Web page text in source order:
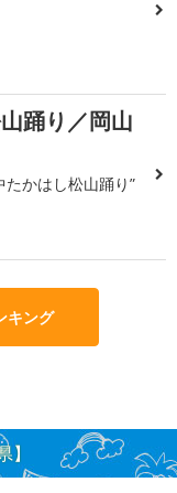
踊り／岡山
たかはし松山踊り”
キング